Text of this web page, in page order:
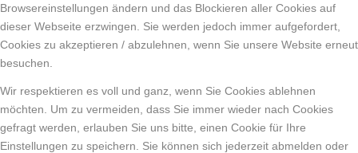
Browsereinstellungen ändern und das Blockieren aller Cookies auf
dieser Webseite erzwingen. Sie werden jedoch immer aufgefordert,
Cookies zu akzeptieren / abzulehnen, wenn Sie unsere Website erneut
besuchen.
Wir respektieren es voll und ganz, wenn Sie Cookies ablehnen
möchten. Um zu vermeiden, dass Sie immer wieder nach Cookies
gefragt werden, erlauben Sie uns bitte, einen Cookie für Ihre
Einstellungen zu speichern. Sie können sich jederzeit abmelden oder